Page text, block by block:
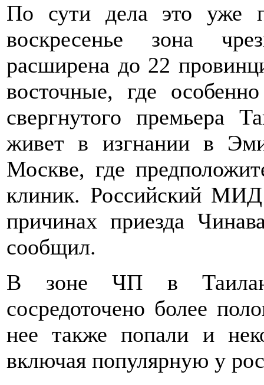
По сути дела это уже
воскресенье зона
расширена до 22
восточные, где
свергнутого премьера
живет в изгнании в
Москве, где
клиник. Российский МИД
причинах приезда
сообщил.
В зоне ЧП в
сосредоточено более
нее также попали и
включая популярную у